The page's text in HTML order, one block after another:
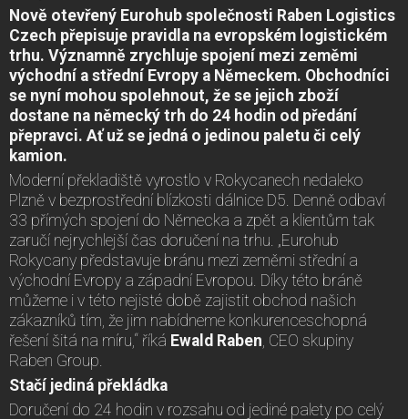
Nově otevřený Eurohub společnosti Raben Logistics
Czech přepisuje pravidla na evropském logistickém
trhu. Významně zrychluje spojení mezi zeměmi
východní a střední Evropy a Německem. Obchodníci
se nyní mohou spolehnout, že se jejich zboží
dostane na německý trh do 24 hodin od předání
přepravci. Ať už se jedná o jedinou paletu či celý
kamion.
Moderní překladiště vyrostlo v Rokycanech nedaleko
Plzně v bezprostřední blízkosti dálnice D5. Denně odbaví
33 přímých spojení do Německa a zpět a klientům tak
zaručí nejrychlejší čas doručení na trhu. „Eurohub
Rokycany představuje bránu mezi zeměmi střední a
východní Evropy a západní Evropou. Díky této bráně
můžeme i v této nejisté době zajistit obchod našich
zákazníků tím, že jim nabídneme konkurenceschopná
řešení šitá na míru,“ říká Ewald Raben , CEO skupiny
Raben Group.
Stačí jediná překládka
Doručení do 24 hodin v rozsahu od jediné palety po celý